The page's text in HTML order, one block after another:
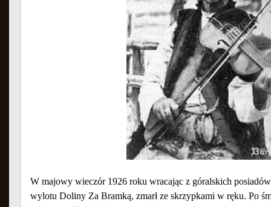
W majowy wieczór 1926 roku wracając z góralskich
wylotu Doliny Za Bramką, zmarł ze skrzypkami w ręku. Po